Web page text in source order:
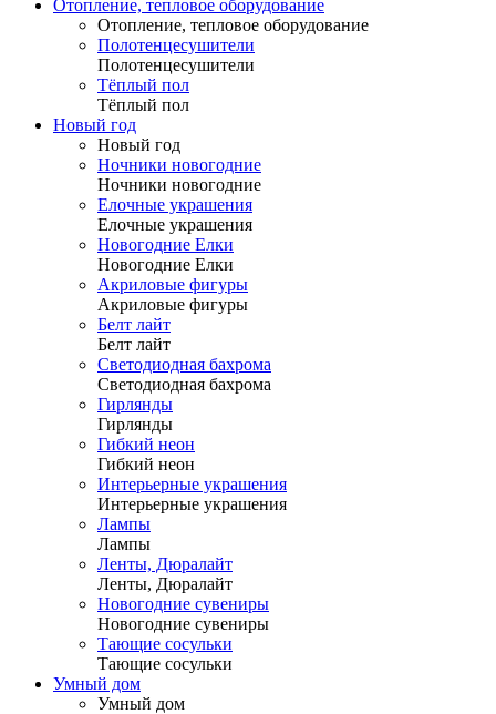
Отопление, тепловое оборудование
Отопление, тепловое оборудование
Полотенцесушители
Полотенцесушители
Тёплый пол
Тёплый пол
Новый год
Новый год
Ночники новогодние
Ночники новогодние
Елочные украшения
Елочные украшения
Новогодние Елки
Новогодние Елки
Акриловые фигуры
Акриловые фигуры
Белт лайт
Белт лайт
Светодиодная бахрома
Светодиодная бахрома
Гирлянды
Гирлянды
Гибкий неон
Гибкий неон
Интерьерные украшения
Интерьерные украшения
Лампы
Лампы
Ленты, Дюралайт
Ленты, Дюралайт
Новогодние сувениры
Новогодние сувениры
Тающие сосульки
Тающие сосульки
Умный дом
Умный дом